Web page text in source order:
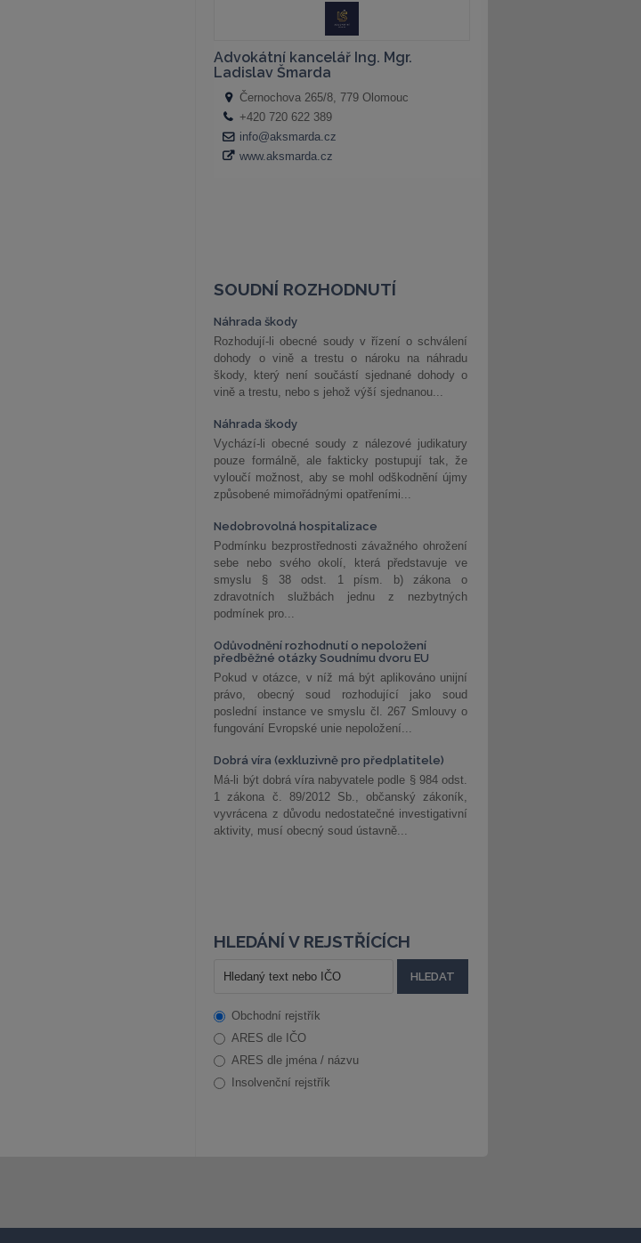
SOUDNÍ ROZHODNUTÍ
Náhrada škody
Rozhodují-li obecné soudy v řízení o schválení
dohody o vině a trestu o nároku na náhradu
škody, který není součástí sjednané dohody o
vině a trestu, nebo s jehož výší sjednanou...
Náhrada škody
Vychází-li obecné soudy z nálezové judikatury
pouze formálně, ale fakticky postupují tak, že
vyloučí možnost, aby se mohl odškodnění újmy
způsobené mimořádnými opatřeními...
Nedobrovolná hospitalizace
Podmínku bezprostřednosti závažného ohrožení
sebe nebo svého okolí, která představuje ve
smyslu § 38 odst. 1 písm. b) zákona o
zdravotních službách jednu z nezbytných
podmínek pro...
Odůvodnění rozhodnutí o nepoložení
předběžné otázky Soudnímu dvoru EU
Pokud v otázce, v níž má být aplikováno unijní
právo, obecný soud rozhodující jako soud
poslední instance ve smyslu čl. 267 Smlouvy o
fungování Evropské unie nepoložení...
Dobrá víra (exkluzivně pro předplatitele)
Má-li být dobrá víra nabyvatele podle § 984 odst.
1 zákona č. 89/2012 Sb., občanský zákoník,
vyvrácena z důvodu nedostatečné investigativní
aktivity, musí obecný soud ústavně...
HLEDÁNÍ V REJSTŘÍCÍCH
Obchodní rejstřík
ARES dle IČO
ARES dle jména / názvu
Insolvenční rejstřík